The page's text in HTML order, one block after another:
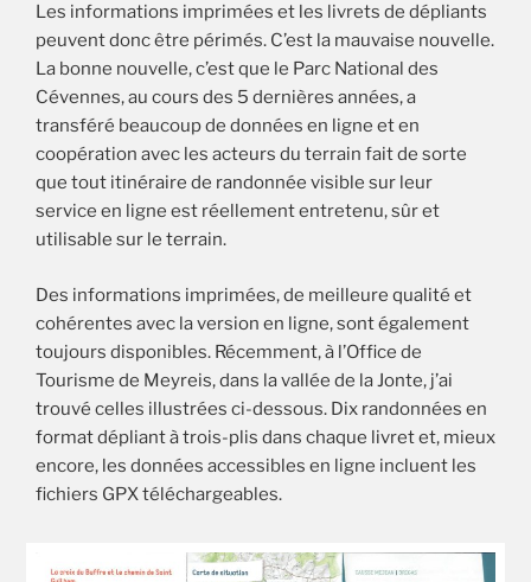
Les informations imprimées et les livrets de dépliants
peuvent donc être périmés. C’est la mauvaise nouvelle.
La bonne nouvelle, c’est que le Parc National des
Cévennes, au cours des 5 dernières années, a
transféré beaucoup de données en ligne et en
coopération avec les acteurs du terrain fait de sorte
que tout itinéraire de randonnée visible sur leur
service en ligne est réellement entretenu, sûr et
utilisable sur le terrain.
Des informations imprimées, de meilleure qualité et
cohérentes avec la version en ligne, sont également
toujours disponibles. Récemment, à l’Office de
Tourisme de Meyreis, dans la vallée de la Jonte, j’ai
trouvé celles illustrées ci-dessous. Dix randonnées en
format dépliant à trois-plis dans chaque livret et, mieux
encore, les données accessibles en ligne incluent les
fichiers GPX téléchargeables.